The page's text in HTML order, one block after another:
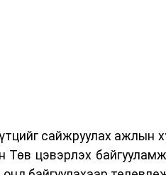
ын үеэр зочид,
явуулах,
сайжруулах ажлын
Төв цэвэрлэх